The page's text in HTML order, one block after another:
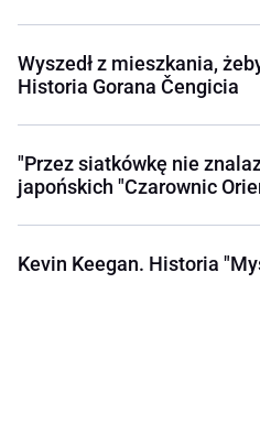
Wyszedł z mieszkania,
Historia Gorana Čengicia
"Przez siatkówkę nie
japońskich "Czarownic
Kevin Keegan. Historia